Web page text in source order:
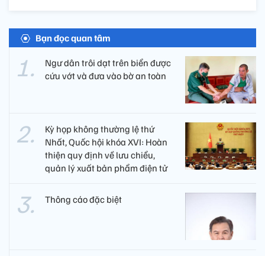
Bạn đọc quan tâm
Ngư dân trôi dạt trên biển được
cứu vớt và đưa vào bờ an toàn
Kỳ họp không thường lệ thứ
Nhất, Quốc hội khóa XVI: Hoàn
thiện quy định về lưu chiểu,
quản lý xuất bản phẩm điện tử
Thông cáo đặc biệt